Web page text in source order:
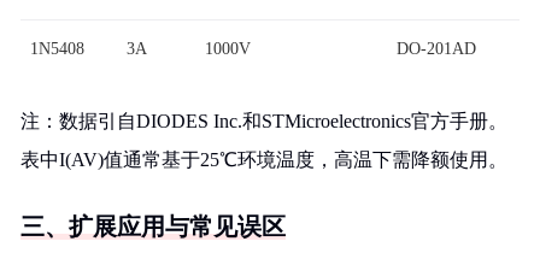
1N5408 3A 1000V DO-201AD
注：数据引自DIODES Inc.和STMicroelectronics官方手册。
表中I(AV)值通常基于25℃环境温度，高温下需降额使用。
三、扩展应用与常见误区